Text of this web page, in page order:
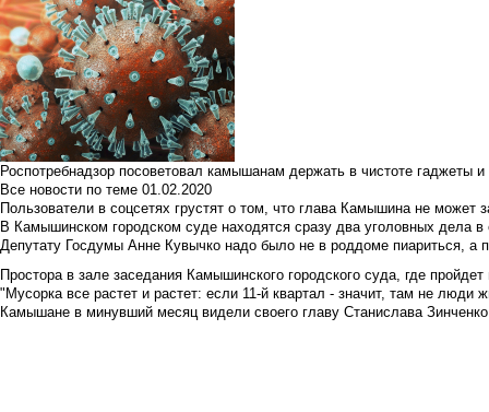
Роспотребнадзор посоветовал камышанам держать в чистоте гаджеты
Все новости по теме 01.02.2020
Пользователи в соцсетях грустят о том, что глава Камышина не может
В Камышинском городском суде находятся сразу два уголовных дела
Депутату Госдумы Анне Кувычко надо было не в роддоме пиариться, а
Простора в зале заседания Камышинского городского суда, где
"Мусорка все растет и растет: если 11-й квартал - значит, там не люди
Камышане в минувший месяц видели своего главу Станислава Зинченко